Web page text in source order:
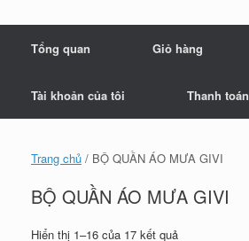
Tổng quan Giỏ hàng
Tài khoản của tôi Thanh toán
Trang chủ / BỘ QUẦN ÁO MƯA GIVI
BỘ QUẦN ÁO MƯA GIVI
Hiển thị 1–16 của 17 kết quảĐã